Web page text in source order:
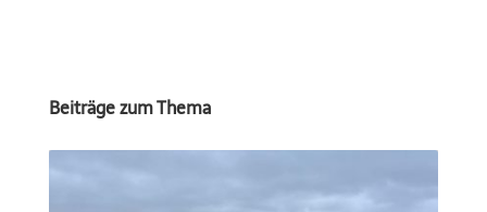
Beiträge zum Thema